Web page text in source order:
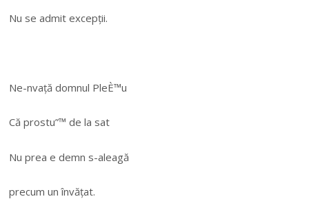
Nu se admit excepții.
Ne-nvață domnul PleÈ™u
Că prostu”™ de la sat
Nu prea e demn s-aleagă
precum un învățat.